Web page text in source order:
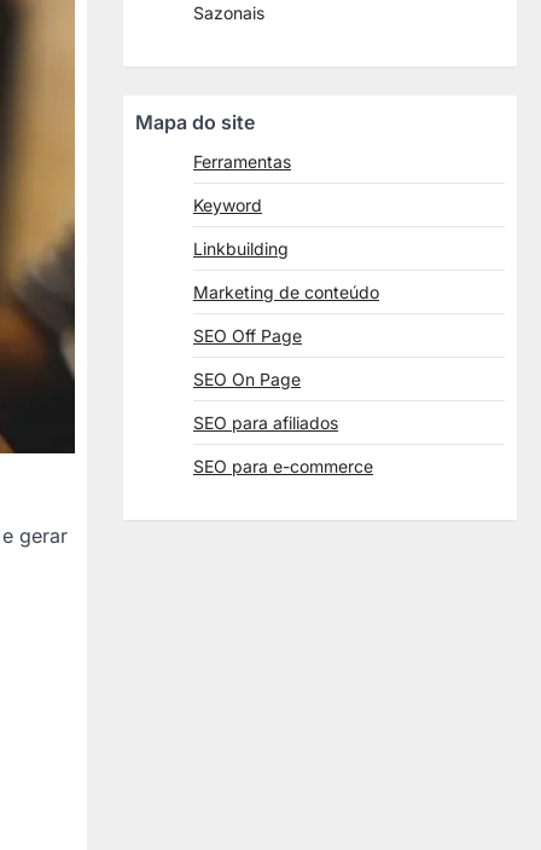
gerar
Sazonais
Mapa do site
Ferramentas
Keyword
Linkbuilding
Marketing de conteúdo
SEO Off Page
SEO On Page
SEO para afiliados
SEO para e-commerce